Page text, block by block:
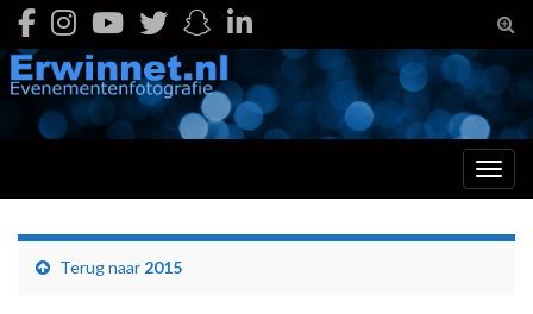
Terug naar 2015